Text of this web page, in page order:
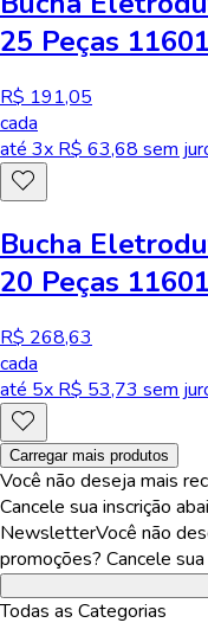
25 Peças
R$ 191,05
cada
até 3x R$ 63,68 sem
Bucha
20 Peças
R$ 268,63
cada
até 5x R$ 53,73 sem
Carregar mais produtos
Você não deseja mais
Cancele sua inscrição
NewsletterVocê não
promoções? Cancele
Todas as Categorias